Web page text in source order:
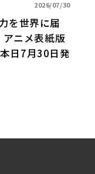
2026/07/30
を世界に届
ニメ表紙版
日7月30日発